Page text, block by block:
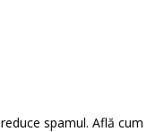
spamul. Află cum